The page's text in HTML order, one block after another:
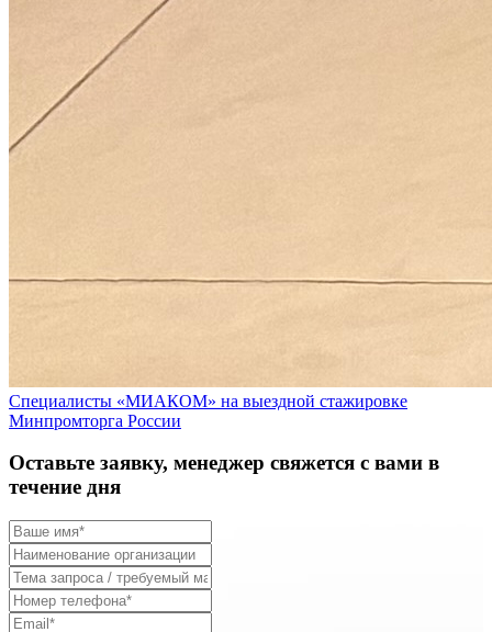
Специалисты «МИАКОМ» на выездной стажировке
Минпромторга России
Оставьте заявку, менеджер свяжется с вами в
течение дня